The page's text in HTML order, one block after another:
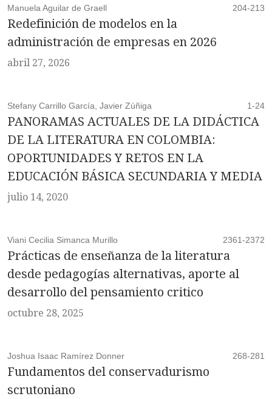
Manuela Aguilar de Graell 204-213
Redefinición de modelos en la
administración de empresas en 2026
abril 27, 2026
Stefany Carrillo García, Javier Zúñiga 1-24
PANORAMAS ACTUALES DE LA DIDÁCTICA
DE LA LITERATURA EN COLOMBIA:
OPORTUNIDADES Y RETOS EN LA
EDUCACIÓN BÁSICA SECUNDARIA Y MEDIA
julio 14, 2020
Viani Cecilia Simanca Murillo 2361-2372
Prácticas de enseñanza de la literatura
desde pedagogías alternativas, aporte al
desarrollo del pensamiento critico
octubre 28, 2025
Joshua Isaac Ramírez Donner 268-281
Fundamentos del conservadurismo
scrutoniano